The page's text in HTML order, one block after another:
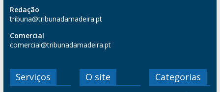
Redação
tribuna@tribunadamadeira.pt
Comercial
comercial@tribunadamadeira.pt
Serviços O site Categorias